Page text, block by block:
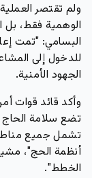
ولم تقتصر
الوهمية فقط، بل
البسامي:
للدخول إلى
الجهود الأمنية.
وأكد قائد قوات
تضع سلامة الحاج
تشمل جميع
أنظمة الحج"،
الخطط".